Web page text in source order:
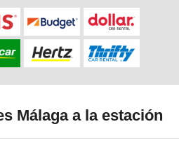
Málaga a la estación